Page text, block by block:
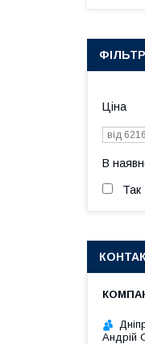
Ціна
В
Так
Андрій